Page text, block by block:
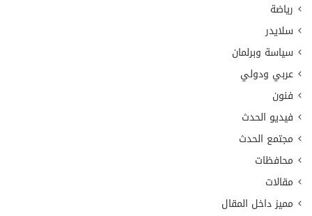
رياضة
سلايدر
سياسة وبرلمان
عربي ودولي
فنون
فيديو الحدث
مجتمع الحدث
محافظات
مقالات
مميز داخل المقال